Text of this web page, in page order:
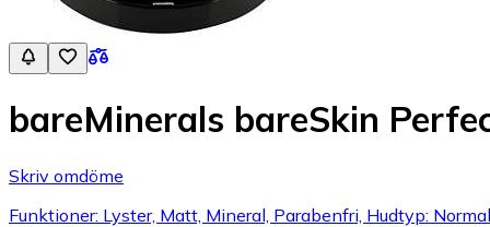
bareMinerals bareSkin
Skriv omdöme
Funktioner: Lyster, Matt, Mineral, Parabenfri, Hudtyp: